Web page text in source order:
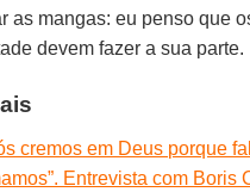
as mangas: eu penso que
devem fazer a sua parte.
cremos em Deus porque
Entrevista com Boris